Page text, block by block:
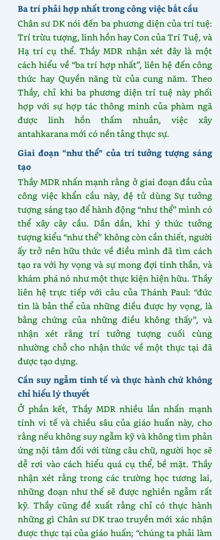
Ba trí phải hợp nhất trong công việc bắt cầu
Chân sư DK nói đến ba phương diện của trí tuệ:
Trí trừu tượng, linh hồn hay Con của Trí Tuệ, và
Hạ trí cụ thể. Thầy MDR nhận xét đây là một
cách hiểu về “ba trí hợp nhất”, liên hệ đến công
thức hay Quyền năng từ của cung năm. Theo
Thầy, chỉ khi ba phương diện trí tuệ này phối
hợp với sự hợp tác thông minh của phàm ngã
được linh hồn thấm nhuần, việc xây
antahkarana mới có nền tảng thực sự.
Giai đoạn “như thể” của trí tưởng tượng sáng
tạo
Thầy MDR nhấn mạnh rằng ở giai đoạn đầu của
công việc khẩn cầu này, đệ tử dùng Sự tưởng
tượng sáng tạo để hành động “như thể” mình có
thể xây cây cầu. Dần dần, khi ý thức tưởng
tượng kiểu “như thể” không còn cần thiết, người
ấy trở nên hữu thức về điều mình đã tìm cách
tạo ra với hy vọng và sự mong đợi tinh thần, và
khám phá nó như một thực kiện hiện hữu. Thầy
liên hệ trực tiếp với câu của Thánh Paul: “đức
tin là bản thể của những điều được hy vọng, là
bằng chứng của những điều không thấy”, và
nhận xét rằng trí tưởng tượng cuối cùng
nhường chỗ cho nhận thức về một thực tại đã
được tạo dựng.
Cần suy ngẫm tinh tế và thực hành chứ không
chỉ hiểu lý thuyết
Ở phần kết, Thầy MDR nhiều lần nhấn mạnh
tính vi tế và chiều sâu của giáo huấn này, cho
rằng nếu không suy ngẫm kỹ và không tìm phản
ứng nội tâm đối với từng câu chữ, người học sẽ
dễ rơi vào cách hiểu quá cụ thể, bề mặt. Thầy
nhận xét rằng trong các trường học tương lai,
những đoạn như thế sẽ được nghiền ngẫm rất
kỹ. Thầy cũng đề xuất rằng chỉ có thực hành
những gì Chân sư DK trao truyền mới xác nhận
được thực tại của giáo huấn; “chúng ta phải làm